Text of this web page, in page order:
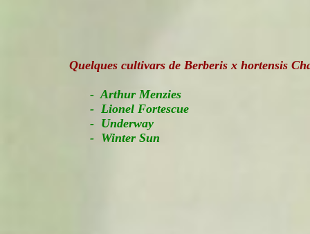
Quelques cultivars de Berberis x hortensis
- Arthur Menzies
- Lionel Fortescue
- Underway
- Winter Sun